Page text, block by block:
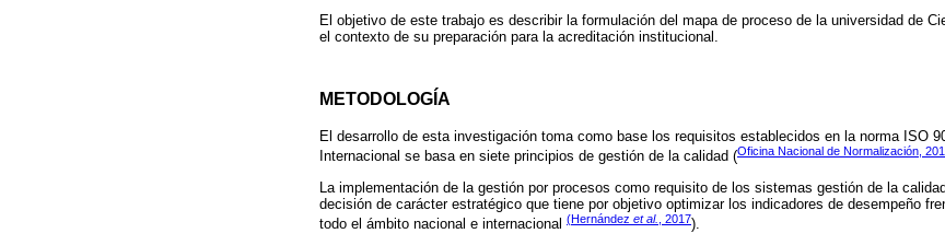
El objetivo de este trabajo es describir la formulación del mapa de proceso de la universidad de
el contexto de su preparación para la acreditación institucional.
METODOLOGÍA
El desarrollo de esta investigación toma como base los requisitos establecidos en la norma ISO
Internacional se basa en siete principios de gestión de la calidad (Oficina Nacional de Normalización,
La implementación de la gestión por procesos como requisito de los sistemas gestión de la
decisión de carácter estratégico que tiene por objetivo optimizar los indicadores de desempeño
todo el ámbito nacional e internacional (Hernández et al. , 2017).